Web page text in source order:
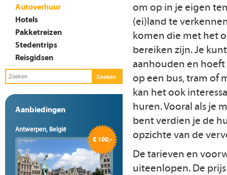
Autoverhuur
Hotels
Pakketreizen
Stedentrips
Reisgidsen
Aanbiedingen
Antwerpen, België
€ 100,-
om op in je eigen
(ei)land te
komen die met het
bereiken zijn. Je
aanhouden en
op een bus, tram of
kan het ook
huren. Vooral als je
bent verdien je de
opzichte van de
De tarieven en
uiteenlopen. De